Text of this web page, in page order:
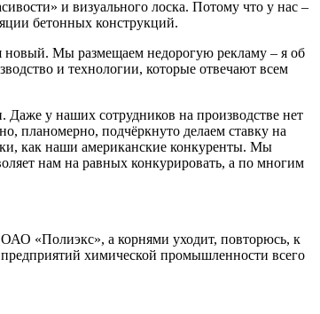
и визуального лоска. Потому что у нас –
бетонных конструкций.
новый. Мы размещаем недорогую рекламу – я об
и технологии, которые отвечают всем
у наших сотрудников на производстве нет
планомерно, подчёркнуто делаем ставку на
как наши американские конкуренты. Мы
нам на равных конкурировать, а по многим
«Полиэкс», а корнями уходит, повторюсь, к
химической промышленности всего